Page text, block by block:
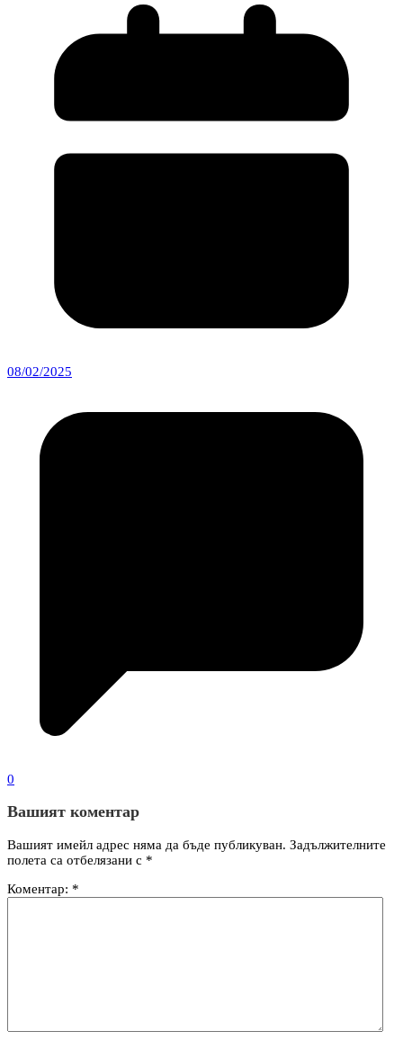
08/02/2025
0
Вашият коментар
Вашият имейл адрес няма да бъде публикуван. Задължителните
полета са отбелязани с *
Коментар: *